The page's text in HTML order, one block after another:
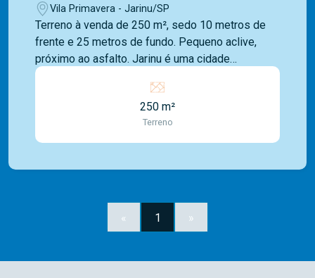
Vila Primavera - Jarinu/SP
Terreno à venda de 250 m², sedo 10 metros de
frente e 25 metros de fundo. Pequeno aclive,
próximo ao asfalto. Jarinu é uma cidade
localizada no estado de São Paulo. Ela possui
uma área que inclui áreas residenciais,
comerciais e rurais. A cidade é conhecida por sua
proximidade com áreas de agricultura e por
oferecer acesso a serviços e comércio na região.
imobiliária com mais de 40 anos de mercado e
uma ampla opção de imóveis residenciais,
250 m²
Terreno
« 1 »